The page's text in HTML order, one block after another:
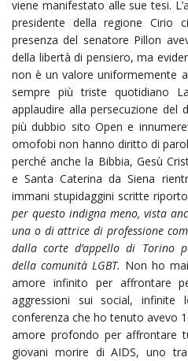
viene manifestato alle sue tesi.
presidente della regione Cirio
presenza del senatore Pillon
della libertà di pensiero, ma
non è un valore uniformemente
sempre più triste quotidiano
applaudire alla persecuzione del
più dubbio sito Open e
omofobi non hanno diritto di
perché anche la Bibbia, Gesù
e Santa Caterina da Siena
immani stupidaggini scritte
per questo indigna meno, vista
una o di attrice di professione
dalla corte d’appello di Torino
della comunità LGBT. Non ho
amore infinito per affrontare
aggressioni sui social, infinite
conferenza che ho tenuto avevo
amore profondo per affrontare
giovani morire di AIDS, uno